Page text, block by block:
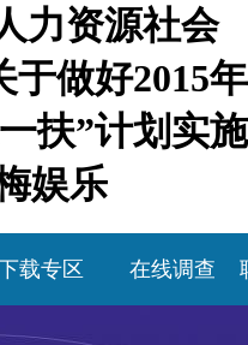
力资源社会
做好2015年
扶”计划实施
娱乐
载专区 在线调查